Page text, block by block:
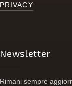
PRIVACY
Newsletter
Rimani sempre